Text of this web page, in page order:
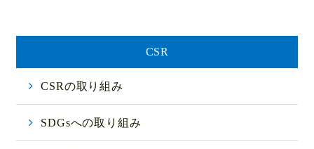
CSR
CSRの取り組み
SDGsへの取り組み